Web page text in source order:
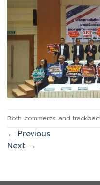
Both comments and
← Previous
Next →